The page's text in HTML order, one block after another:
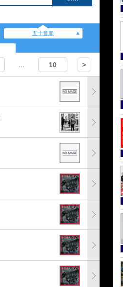
五十音順
... 10 >